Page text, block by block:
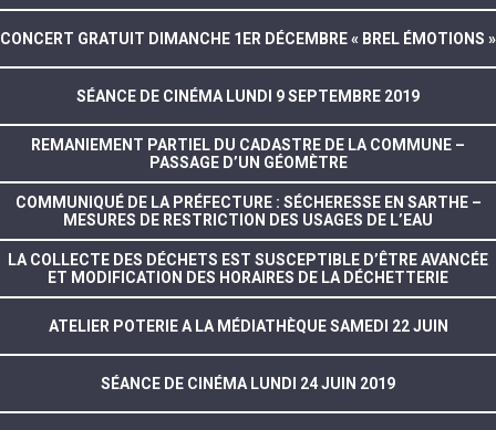
CONCERT GRATUIT DIMANCHE 1ER DÉCEMBRE « BREL ÉMOTIONS »
SÉANCE DE CINÉMA LUNDI 9 SEPTEMBRE 2019
REMANIEMENT PARTIEL DU CADASTRE DE LA COMMUNE –
PASSAGE D’UN GÉOMÈTRE
COMMUNIQUÉ DE LA PRÉFECTURE : SÉCHERESSE EN SARTHE –
MESURES DE RESTRICTION DES USAGES DE L’EAU
LA COLLECTE DES DÉCHETS EST SUSCEPTIBLE D’ÊTRE AVANCÉE
ET MODIFICATION DES HORAIRES DE LA DÉCHETTERIE
ATELIER POTERIE A LA MÉDIATHÈQUE SAMEDI 22 JUIN
SÉANCE DE CINÉMA LUNDI 24 JUIN 2019